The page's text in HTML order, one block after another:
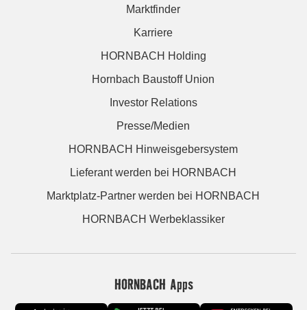
Marktfinder
Karriere
HORNBACH Holding
Hornbach Baustoff Union
Investor Relations
Presse/Medien
HORNBACH Hinweisgebersystem
Lieferant werden bei HORNBACH
Marktplatz-Partner werden bei HORNBACH
HORNBACH Werbeklassiker
HORNBACH Apps